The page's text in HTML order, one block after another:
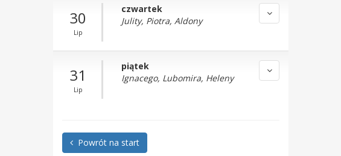
30
Lip
czwartek
Julity, Piotra, Aldony
31
Lip
piątek
Ignacego, Lubomira, Heleny
Powrót na start